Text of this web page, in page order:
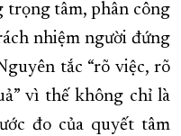
trọng tâm, phân công
nhiệm người đứng
tắc “rõ việc, rõ
vì thế không chỉ là
đo của quyết tâm